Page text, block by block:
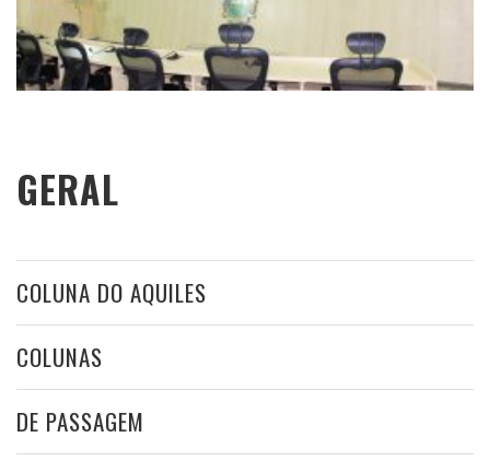
GERAL
COLUNA DO AQUILES
COLUNAS
DE PASSAGEM